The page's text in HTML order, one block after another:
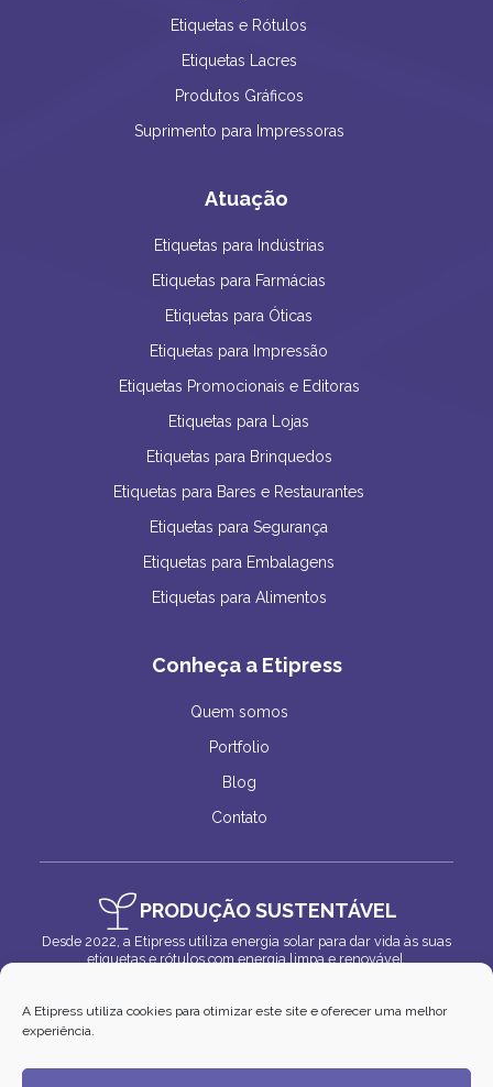
A Etipress utiliza cookies para otimizar este site e oferecer uma melhor
experiência.
Etiquetas e Rótulos
Etiquetas Lacres
Produtos Gráficos
Suprimento para Impressoras
Atuação
Etiquetas para Indústrias
Etiquetas para Farmácias
Etiquetas para Óticas
Etiquetas para Impressão
Etiquetas Promocionais e Editoras
Etiquetas para Lojas
Etiquetas para Brinquedos
Etiquetas para Bares e Restaurantes
Etiquetas para Segurança
Etiquetas para Embalagens
Etiquetas para Alimentos
Conheça a Etipress
Quem somos
Portfolio
Blog
Contato
PRODUÇÃO SUSTENTÁVEL
Desde 2022, a Etipress utiliza energia solar para dar vida às suas
etiquetas e rótulos com energia limpa e renovável.